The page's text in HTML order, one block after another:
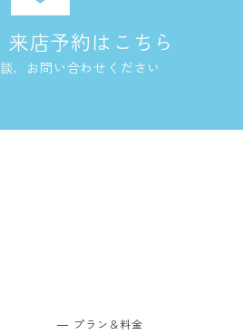
来店予約はこちら
、お問い合わせください
プラン＆料金